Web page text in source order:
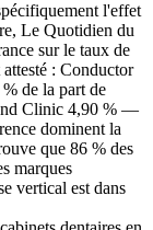
l'effet
Le Quotidien du
sur le taux de
: Conductor
de la part de
Clinic 4,90 % —
dominent la
que 86 % des
marques
vertical est dans